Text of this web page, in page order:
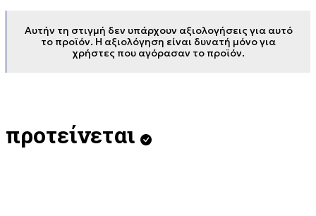
Αυτήν τη στιγμή δεν υπάρχουν αξιολογήσεις για αυτό
το προϊόν. Η αξιολόγηση είναι δυνατή μόνο για
χρήστες που αγόρασαν το προϊόν.
προτείνεται